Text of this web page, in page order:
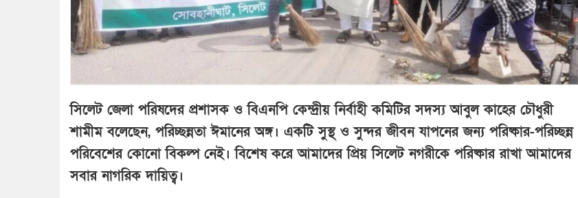
সিলেট জেলা পরিষদের প্রশাসক ও বিএনপি কেন্দ্রীয় নির্বাহী কমিটির সদস্য আবুল কাহের চৌধুরী
শামীম বলেছেন, পরিচ্ছন্নতা ঈমানের অঙ্গ। একটি সুস্থ ও সুন্দর জীবন যাপনের জন্য পরিষ্কার-পরিচ্ছন্ন
পরিবেশের কোনো বিকল্প নেই। বিশেষ করে আমাদের প্রিয় সিলেট নগরীকে পরিষ্কার রাখা আমাদের
সবার নাগরিক দায়িত্ব।